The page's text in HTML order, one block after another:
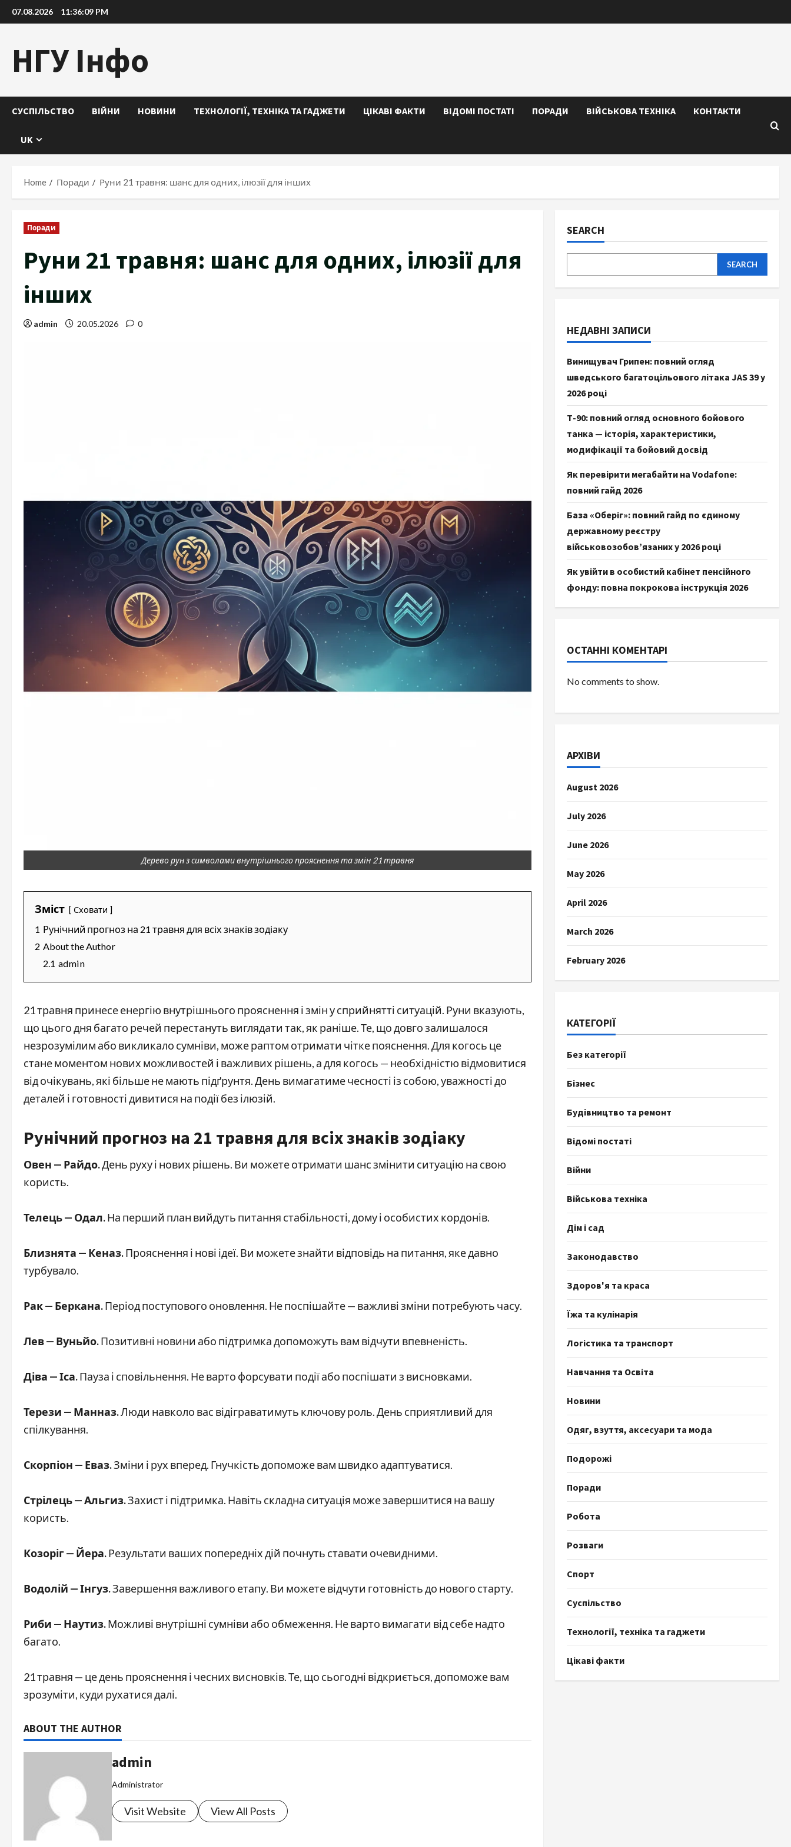
Skip
to
07.08.2026 11:36:10 PM
НГУ Інфо
СУСПІЛЬСТВО ВІЙНИ НОВИНИ ТЕХНОЛОГІЇ, ТЕХНІКА ТА ГАДЖЕТИ ЦІКАВІ ФАКТИ ВІДОМІ ПОСТАТІ ПОРАДИ ВІЙСЬКОВА ТЕХНІКА КОНТАКТИ
UK
Home Поради Руни 21 травня: шанс для одних, ілюзії для інших
Поради
Руни 21 травня: шанс для одних, ілюзії для
інших
admin 20.05.2026 0
Дерево рун з символами внутрішнього прояснення та змін 21 травня
Зміст Сховати
1 Рунічний прогноз на 21 травня для всіх знаків зодіаку
2 About the Author
2.1 admin
21 травня принесе енергію внутрішнього прояснення і змін у сприйнятті ситуацій. Руни вказують,
що цього дня багато речей перестануть виглядати так, як раніше. Те, що довго залишалося
незрозумілим або викликало сумніви, може раптом отримати чітке пояснення. Для когось це
стане моментом нових можливостей і важливих рішень, а для когось — необхідністю відмовитися
від очікувань, які більше не мають підґрунтя. День вимагатиме чесності із собою, уважності до
деталей і готовності дивитися на події без ілюзій.
Рунічний прогноз на 21 травня для всіх знаків зодіаку
Овен — Райдо.День руху і нових рішень. Ви можете отримати шанс змінити ситуацію на свою
користь.
Телець — Одал.На перший план вийдуть питання стабільності, дому і особистих кордонів.
Близнята — Кеназ.Прояснення і нові ідеї. Ви можете знайти відповідь на питання, яке давно
турбувало.
Рак — Беркана.Період поступового оновлення. Не поспішайте — важливі зміни потребують часу.
Лев — Вуньйо.Позитивні новини або підтримка допоможуть вам відчути впевненість.
Діва — Іса.Пауза і сповільнення. Не варто форсувати події або поспішати з висновками.
Терези — Манназ.Люди навколо вас відіграватимуть ключову роль. День сприятливий для
спілкування.
Скорпіон — Еваз.Зміни і рух вперед. Гнучкість допоможе вам швидко адаптуватися.
Стрілець — Альгиз.Захист і підтримка. Навіть складна ситуація може завершитися на вашу
користь.
Козоріг — Йера.Результати ваших попередніх дій почнуть ставати очевидними.
Водолій — Інгуз.Завершення важливого етапу. Ви можете відчути готовність до нового старту.
Риби — Наутиз.Можливі внутрішні сумніви або обмеження. Не варто вимагати від себе надто
багато.
21 травня — це день прояснення і чесних висновків. Те, що сьогодні відкриється, допоможе вам
зрозуміти, куди рухатися далі.
ABOUT THE AUTHOR
admin
Administrator
Visit Website View All Posts
SEARCH
SEARCH
НЕДАВНІ ЗАПИСИ
Винищувач Грипен: повний огляд
шведського багатоцільового літака JAS 39 у
2026 році
Т-90: повний огляд основного бойового
танка — історія, характеристики,
модифікації та бойовий досвід
Як перевірити мегабайти на Vodafone:
повний гайд 2026
База «Оберіг»: повний гайд по єдиному
державному реєстру
військовозобов’язаних у 2026 році
Як увійти в особистий кабінет пенсійного
фонду: повна покрокова інструкція 2026
ОСТАННІ КОМЕНТАРІ
No comments to show.
АРХІВИ
August 2026
July 2026
June 2026
May 2026
April 2026
March 2026
February 2026
КАТЕГОРІЇ
Без категорії
Бізнес
Будівництво та ремонт
Відомі постаті
Війни
Військова техніка
Дім і сад
Законодавство
Здоров'я та краса
Їжа та кулінарія
Логістика та транспорт
Навчання та Освіта
Новини
Одяг, взуття, аксесуари та мода
Подорожі
Поради
Робота
Розваги
Спорт
Суспільство
Технології, техніка та гаджети
Цікаві факти